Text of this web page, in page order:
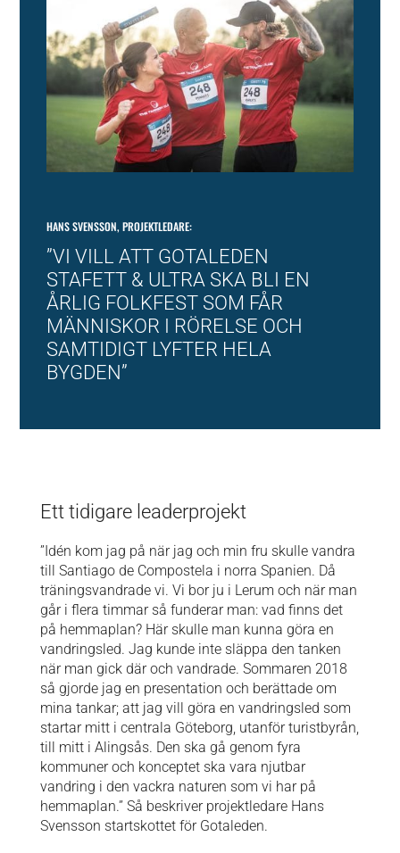
HANS SVENSSON, PROJEKTLEDARE:
”VI VILL ATT GOTALEDEN
STAFETT & ULTRA SKA BLI EN
ÅRLIG FOLKFEST SOM FÅR
MÄNNISKOR I RÖRELSE OCH
SAMTIDIGT LYFTER HELA
BYGDEN”
Ett tidigare leaderprojekt
”Idén kom jag på när jag och min fru skulle vandra
till Santiago de Compostela i norra Spanien. Då
träningsvandrade vi. Vi bor ju i Lerum och när man
går i flera timmar så funderar man: vad finns det
på hemmaplan? Här skulle man kunna göra en
vandringsled. Jag kunde inte släppa den tanken
när man gick där och vandrade. Sommaren 2018
så gjorde jag en presentation och berättade om
mina tankar; att jag vill göra en vandringsled som
startar mitt i centrala Göteborg, utanför turistbyrån,
till mitt i Alingsås. Den ska gå genom fyra
kommuner och konceptet ska vara njutbar
vandring i den vackra naturen som vi har på
hemmaplan.” Så beskriver projektledare Hans
Svensson startskottet för Gotaleden.